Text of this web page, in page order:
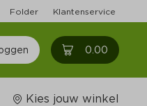
Folder Klantenservice
0.00 0
Kies jouw winkel